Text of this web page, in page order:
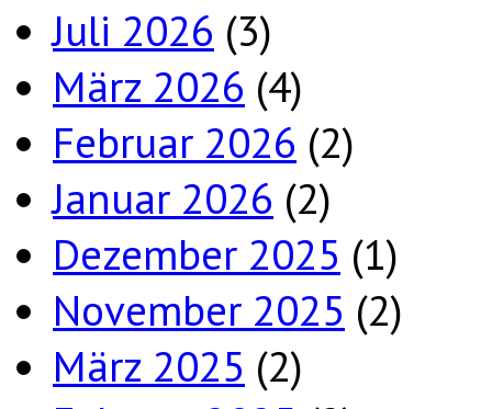
Juli 2026 (3)
März 2026 (4)
Februar 2026 (2)
Januar 2026 (2)
Dezember 2025 (1)
November 2025 (2)
März 2025 (2)